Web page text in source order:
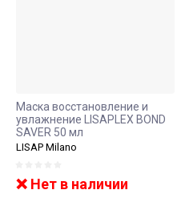
Маска восстановление и
увлажнение LISAPLEX BOND
SAVER 50 мл
LISAP Milano
❌ Нет в наличии